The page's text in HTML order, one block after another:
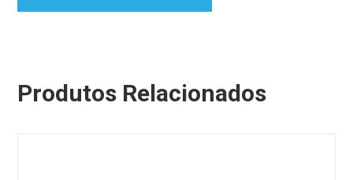
Produtos Relacionados